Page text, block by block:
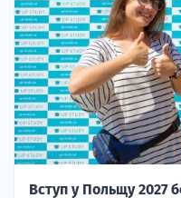
Вступ у Польщу 2027